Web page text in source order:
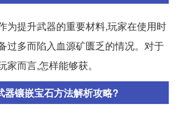
为提升武器的重要材料,玩家在使用时
过多而陷入血源矿匮乏的情况。对于
而言,怎样能够获。
器镶嵌宝石方法解析攻略?